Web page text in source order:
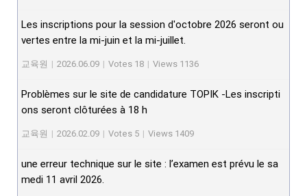
Les inscriptions pour la session d'octobre 2026 seront ou
vertes entre la mi-juin et la mi-juillet.
교육원 | 2026.06.09 | Votes 18 | Views 1136
Problèmes sur le site de candidature TOPIK -Les inscripti
ons seront clôturées à 18 h
교육원 | 2026.02.09 | Votes 5 | Views 1409
une erreur technique sur le site : l’examen est prévu le sa
medi 11 avril 2026.